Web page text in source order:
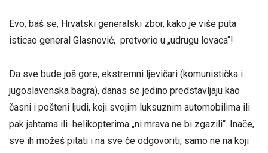
Evo, baš se, Hrvatski generalski zbor, kako je više puta
isticao general Glasnović, pretvorio u „udrugu lovaca“!
Da sve bude još gore, ekstremni ljevičari (komunistička i
jugoslavenska bagra), danas se jedino predstavljaju kao
časni i pošteni ljudi, koji svojim luksuznim automobilima ili
pak jahtama ili helikopterima „ni mrava ne bi zgazili“. Inače,
sve ih možeš pitati i na sve će odgovoriti, samo ne na koji